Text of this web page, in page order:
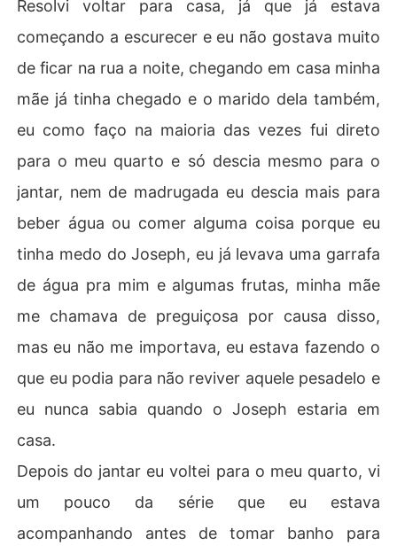
Resolvi voltar para casa, já que já estava
começando a escurecer e eu não gostava muito
de ficar na rua a noite, chegando em casa minha
mãe já tinha chegado e o marido dela também,
eu como faço na maioria das vezes fui direto
para o meu quarto e só descia mesmo para o
jantar, nem de madrugada eu descia mais para
beber água ou comer alguma coisa porque eu
tinha medo do Joseph, eu já levava uma garrafa
de água pra mim e algumas frutas, minha mãe
me chamava de preguiçosa por causa disso,
mas eu não me importava, eu estava fazendo o
que eu podia para não reviver aquele pesadelo e
eu nunca sabia quando o Joseph estaria em
casa.
Depois do jantar eu voltei para o meu quarto, vi
um pouco da série que eu estava
acompanhando antes de tomar banho para